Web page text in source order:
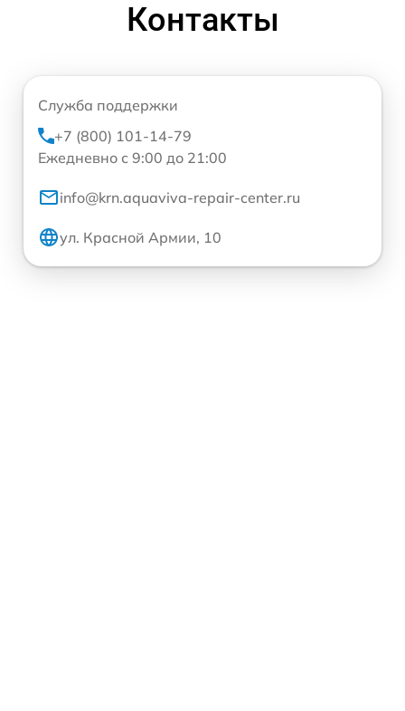
Контакты
Служба поддержки
+7 (800) 101-14-79
Ежедневно с 9:00 до 21:00
info@krn.aquaviva-repair-center.ru
ул. Красной Армии, 10